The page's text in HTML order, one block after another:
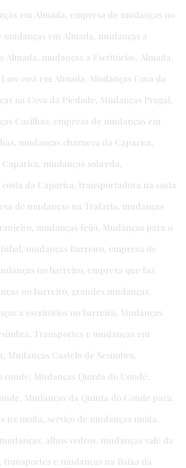
em Almada, empresa de mudanças no
em Almada, mudanças a
mudanças a Escritórios, Almada,
cost em Almada, Mudanças Cova da
na Cova da Piedade, Mudanças Pragal,
Cacilhas, empresa de mudanças em
mudanças charneca da Caparica,
mudanças sobreda,
da Caparica, transportadora na costa
de mudanças na Trafaria, mudanças
mudanças feijó, Mudanças para o
mudanças Barreiro, empresa de
no barreiro, empresa que faz
no barreiro, grandes mudanças,
a escritórios no barreiro, Mudanças
Transportes e mudanças em
Mudanças Castelo de Sesimbra,
Mudanças Quinta do Conde,
Mudanças da Quinta do Conde para,
moita, serviço de mudanças moita,
alhos vedros, mudanças vale da
e mudanças na Baixa da